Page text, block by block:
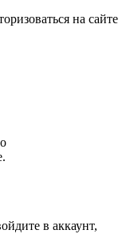
на сайте
в аккаунт,